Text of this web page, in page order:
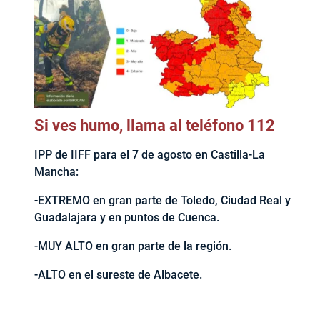
Si ves humo, llama al teléfono 112
IPP de IIFF para el 7 de agosto en Castilla-La
Mancha:
-EXTREMO en gran parte de Toledo, Ciudad Real y
Guadalajara y en puntos de Cuenca.
-MUY ALTO en gran parte de la región.
-ALTO en el sureste de Albacete.